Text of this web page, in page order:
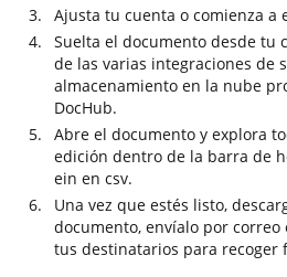
Ajusta tu cuenta o comienza a
Suelta el documento desde tu
de las varias integraciones de
almacenamiento en la nube
DocHub.
Abre el documento y explora
edición dentro de la barra de
ein en csv.
Una vez que estés listo,
documento, envíalo por correo
tus destinatarios para recoger